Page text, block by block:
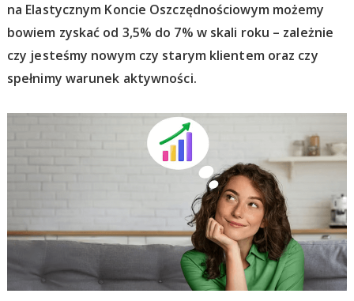
na Elastycznym Koncie Oszczędnościowym możemy
bowiem zyskać od 3,5% do 7% w skali roku – zależnie
czy jesteśmy nowym czy starym klientem oraz czy
spełnimy warunek aktywności.